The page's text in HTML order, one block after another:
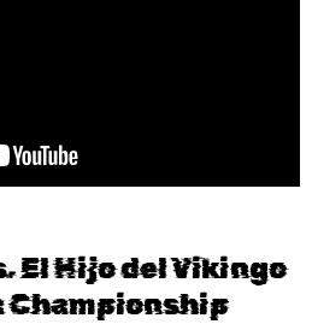
El Hijo del Vikingo
Championship